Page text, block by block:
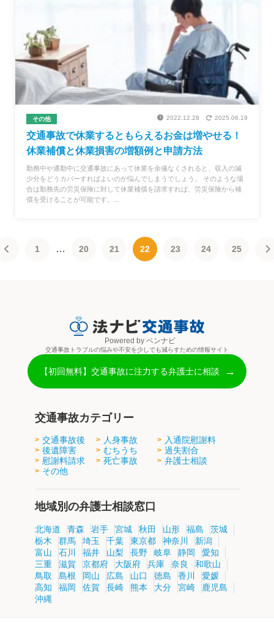
その他 2022.12.28 2025.06.19
交通事故で休業するともらえるお金は増やせる！
休業補償と休業損害の増額例と申請方法
勤務中や通勤中に交通事故にあって休業を余儀なくされると、収入の減
少分をどうカバーすればよいのか悩んでしまうでしょう。 そのような場
合は勤務先の労災保険に対して休業補償を請求すれば、労災保険から補
償を受けることが可能です。...
1 … 20 21 22 23 24 25
Powered by ベンナビ
交通事故トラブルの悩みや不安を少しでも減らすための情報サイト
【初回無料】交通事故に注力する弁護士に相談 →
交通事故カテゴリー
交通事故後 人身事故
入通院慰謝料
後遺障害
むちうち
過失割合
慰謝料請求
死亡事故
弁護士相談
その他
地域別の弁護士相談窓口
北海道 青森 岩手 宮城 秋田 山形 福島
茨城
栃木
群馬 埼玉 千葉 東京都 神奈川
新潟
富山
石川 福井 山梨 長野 岐阜 静岡
愛知
三重
滋賀 京都府 大阪府 兵庫 奈良
和歌山
鳥取
島根 岡山 広島 山口 徳島 香川
愛媛
高知
福岡 佐賀 長崎 熊本 大分 宮崎
鹿児島
沖縄